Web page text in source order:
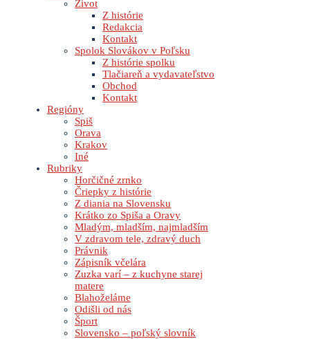
Život
Z histórie
Redakcia
Kontakt
Spolok Slovákov v Poľsku
Z histórie spolku
Tlačiareň a vydavateľstvo
Obchod
Kontakt
Regióny
Spiš
Orava
Krakov
Iné
Rubriky
Horčičné zrnko
Čriepky z histórie
Z diania na Slovensku
Krátko zo Spiša a Oravy
Mladým, mladším, najmladším
V zdravom tele, zdravý duch
Právnik
Zápisník včelára
Zuzka varí – z kuchyne starej
matere
Blahoželáme
Odišli od nás
Šport
Slovensko – poľský slovník